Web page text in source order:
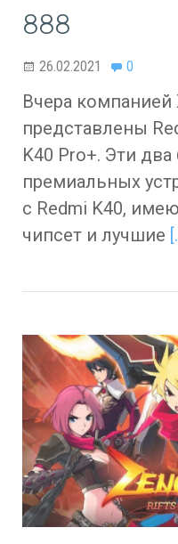
888
26.02.2021 0
Вчера
представлены
K40 Pro+. Эти
премиальных
с Redmi K40,
чипсет и лучшие